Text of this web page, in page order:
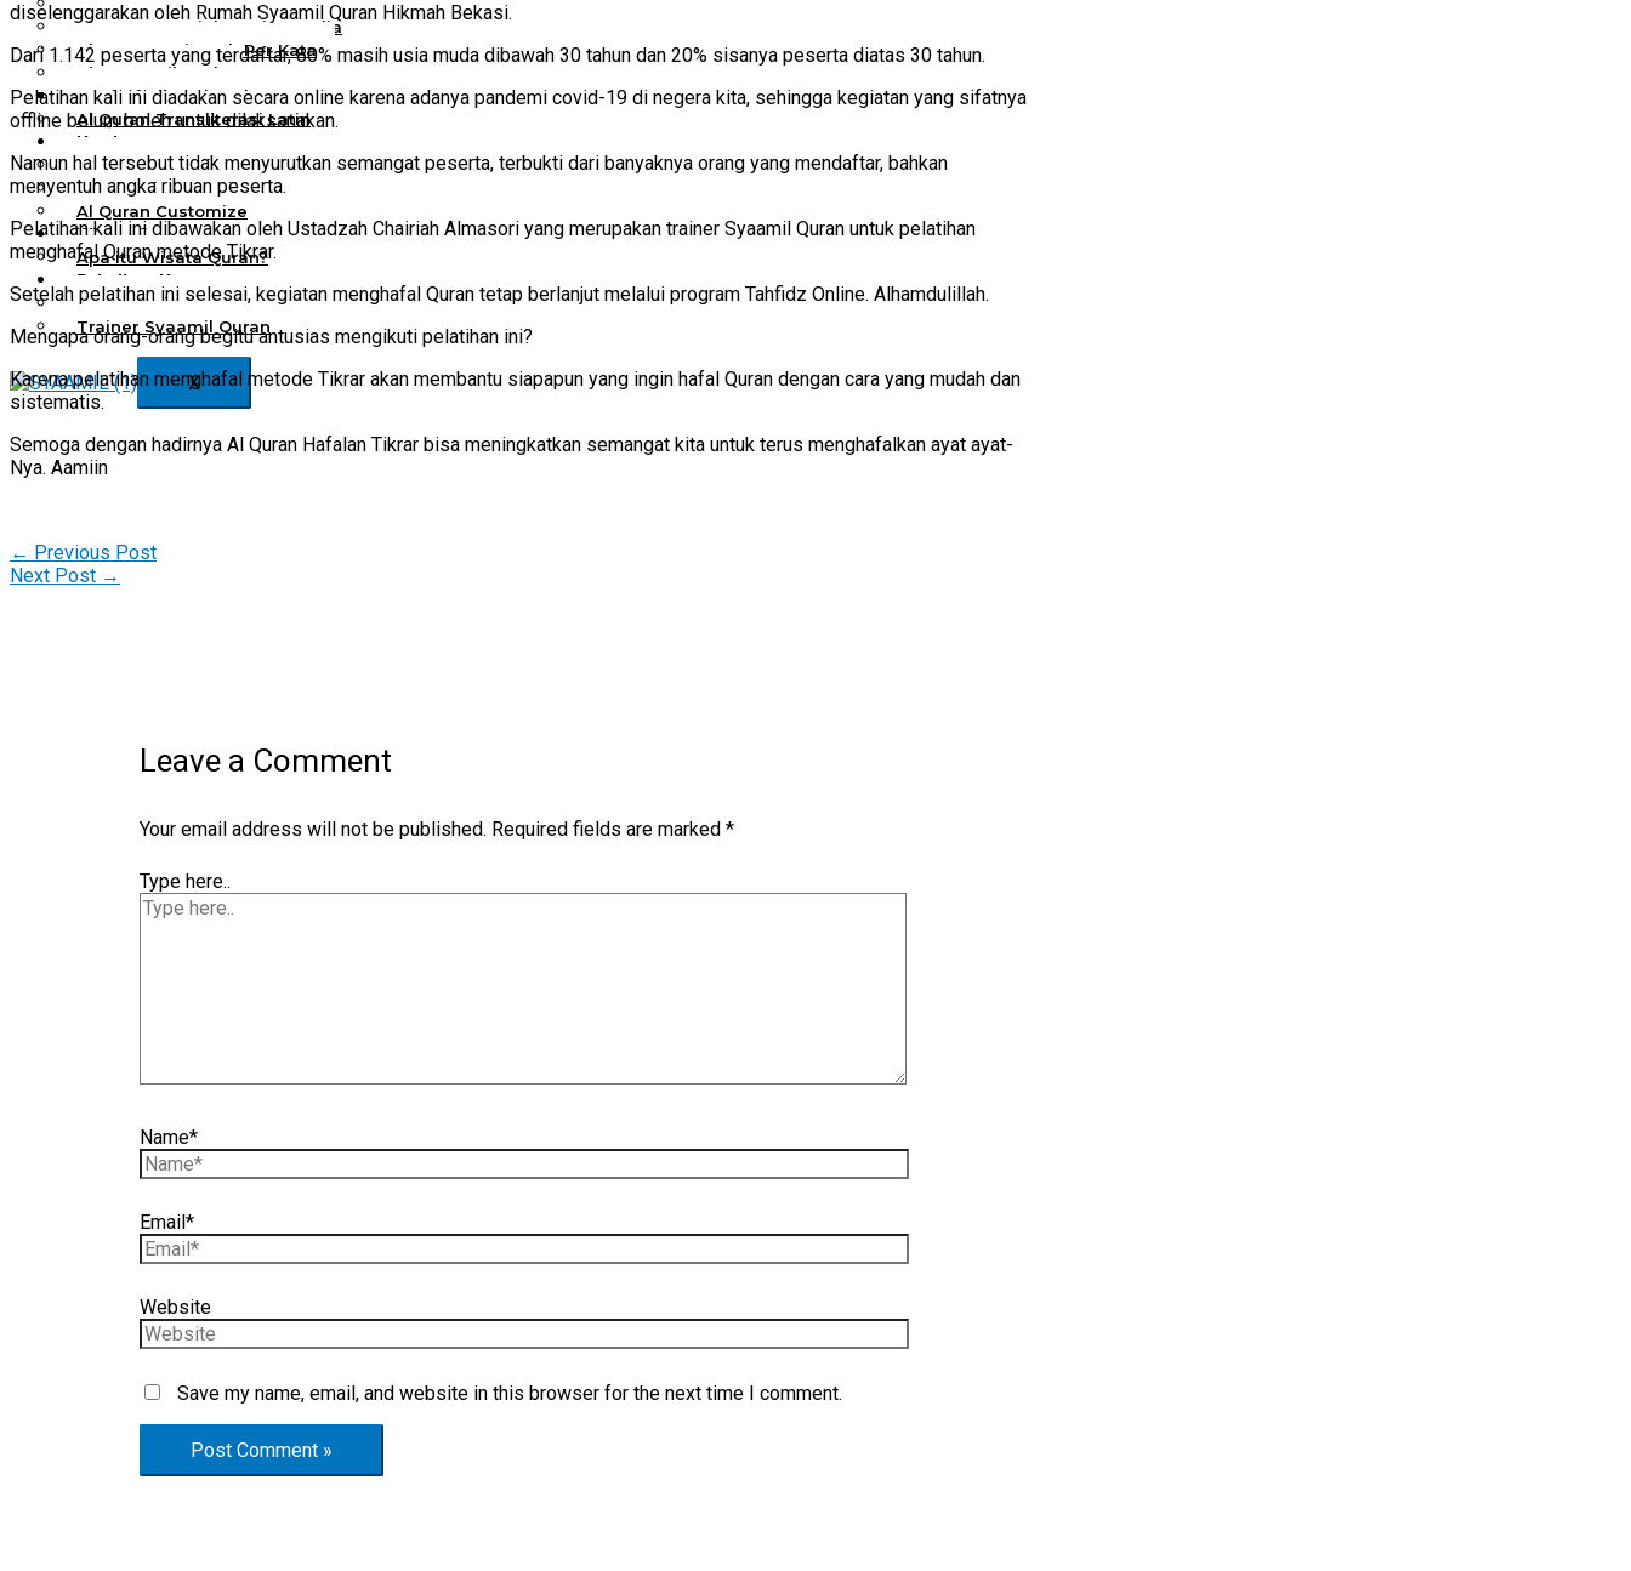
Al Quran Spesial Wanita Azalia
Al Quran Terjemah Per Kata
Al Quran Tilawah
Mushaf Tilawah Quba
Al Quran Transliterasi Latin
Kemitraan
Rumah Syaamil
Wholesale & Retail
Al Quran Customize
Wisata Quran
Apa itu Wisata Quran?
Pelatihan Kequranan
Apa itu Pelatihan Quran?
Trainer Syaamil Quran
X
diselenggarakan oleh Rumah Syaamil Quran Hikmah Bekasi.
Dari 1.142 peserta yang terdaftar, 80% masih usia muda dibawah 30 tahun dan 20% sisanya peserta diatas 30 tahun.
Pelatihan kali ini diadakan secara online karena adanya pandemi covid-19 di negera kita, sehingga kegiatan yang sifatnya
offline belum boleh untuk dilaksanakan.
Namun hal tersebut tidak menyurutkan semangat peserta, terbukti dari banyaknya orang yang mendaftar, bahkan
menyentuh angka ribuan peserta.
Pelatihan kali ini dibawakan oleh Ustadzah Chairiah Almasori yang merupakan trainer Syaamil Quran untuk pelatihan
menghafal Quran metode Tikrar.
Setelah pelatihan ini selesai, kegiatan menghafal Quran tetap berlanjut melalui program Tahfidz Online. Alhamdulillah.
Mengapa orang-orang begitu antusias mengikuti pelatihan ini?
Karena pelatihan menghafal metode Tikrar akan membantu siapapun yang ingin hafal Quran dengan cara yang mudah dan
sistematis.
Semoga dengan hadirnya Al Quran Hafalan Tikrar bisa meningkatkan semangat kita untuk terus menghafalkan ayat ayat-
Nya. Aamiin
← Previous Post
Next Post →
Leave a Comment
Your email address will not be published. Required fields are marked *
Type here..
Name*
Email*
Website
Save my name, email, and website in this browser for the next time I comment.